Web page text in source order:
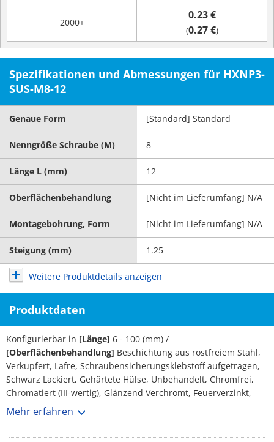
2000+
0.23 €
(0.27 €)
Spezifikationen und Abmessungen für HXNP3-
SUS-M8-12
Genaue Form [Standard] Standard
Nenngröße Schraube (M) 8
Länge L (mm) 12
Oberflächenbehandlung [Nicht im Lieferumfang] N/A
Montagebohrung, Form [Nicht im Lieferumfang] N/A
Steigung (mm) 1.25
Weitere Produktdetails anzeigen
Produktdaten
Konfigurierbar in [Länge] 6 - 100 (mm) /
[Oberflächenbehandlung] Beschichtung aus rostfreiem Stahl,
Verkupfert, Lafre, Schraubensicherungsklebstoff aufgetragen,
Schwarz Lackiert, Gehärtete Hülse, Unbehandelt, Chromfrei,
Chromatiert (III-wertig), Glänzend Verchromt, Feuerverzinkt,
Chromatiert, Vernickelt, Verchromt, Dacrometisiert, GeoMet-
Mehr erfahren